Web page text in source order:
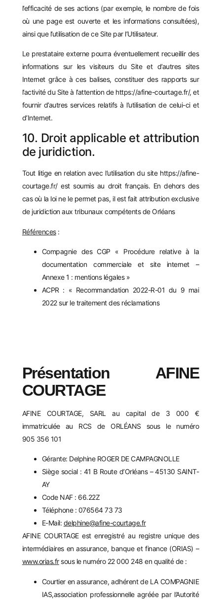
l’efficacité de ses actions (par exemple, le nombre de fois
où une page est ouverte et les informations consultées),
ainsi que l’utilisation de ce Site par l’Utilisateur.
Le prestataire externe pourra éventuellement recueillir des
informations sur les visiteurs du Site et d’autres sites
Internet grâce à ces balises, constituer des rapports sur
l’activité du Site à l’attention de https://afine-courtage.fr/, et
fournir d’autres services relatifs à l’utilisation de celui-ci et
d’Internet.
10. Droit applicable et attribution
de juridiction.
Tout litige en relation avec l’utilisation du site https://afine-
courtage.fr/est soumis au droit français. En dehors des
cas où la loi ne le permet pas, il est fait attribution exclusive
de juridiction aux tribunaux compétents de Orléans
Références:
Compagnie des CGP « Procédure relative à la
documentation commerciale et site internet –
Annexe 1 : mentions légales »
ACPR : « Recommandation 2022-R-01 du 9 mai
2022 sur le traitement des réclamations
Présentation AFINE
COURTAGE
AFINE COURTAGE, SARL au capital de 3 000 €
immatriculée au RCS de ORLÉANS sous le numéro
905 356 101
Gérante: Delphine ROGER DE CAMPAGNOLLE
Siège social : 41 B Route d’Orléans – 45130 SAINT-
AY
Code NAF : 66.22Z
Téléphone : 076564 73 73
E-Mail: delphine@afine-courtage.fr
AFINE COURTAGE est enregistré au registre unique des
intermédiaires en assurance, banque et finance (ORIAS) –
www.orias.frsous le numéro 22 000 248 en qualité de :
Courtier en assurance, adhérent de LA COMPAGNIE
IAS,association professionnelle agréée par l’Autorité